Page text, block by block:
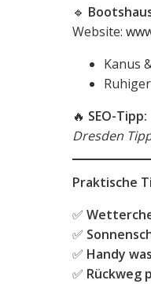
🔹
Website:
Kanus
🔥 SEO-Tipp:
Dresden
Praktische
✅
✅
✅ Handy
✅ Rückweg